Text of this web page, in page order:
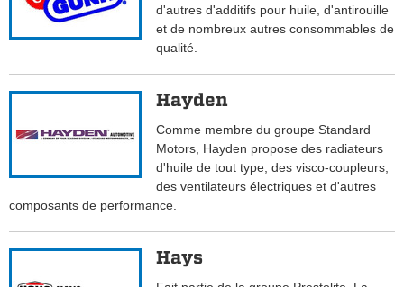
d'autres d'additifs pour huile, d'antirouille
et de nombreux autres consommables de
qualité.
Hayden
Comme membre du groupe Standard
Motors, Hayden propose des radiateurs
d'huile de tout type, des visco-coupleurs,
des ventilateurs électriques et d'autres
composants de performance.
Hays